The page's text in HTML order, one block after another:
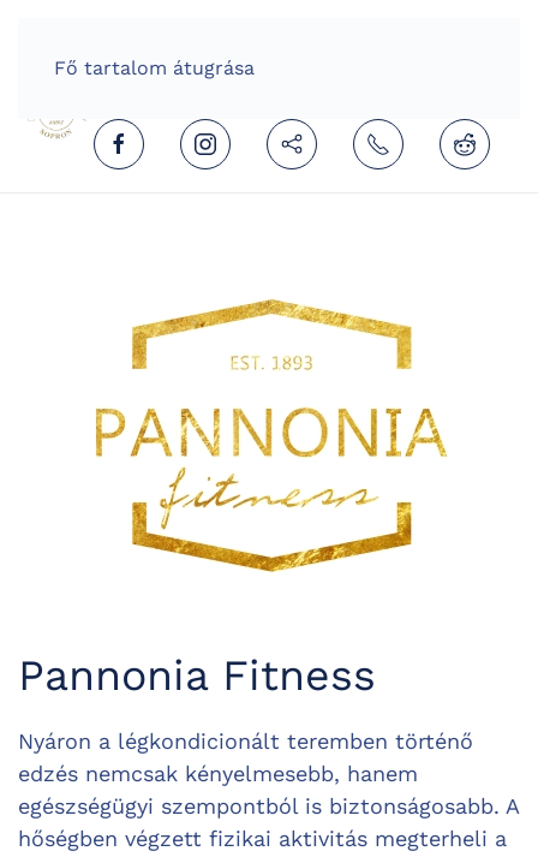
Fő tartalom átugrása
Pannonia Fitness
Nyáron a légkondicionált teremben történő
edzés nemcsak kényelmesebb, hanem
egészségügyi szempontból is biztonságosabb. A
hőségben végzett fizikai aktivitás megterheli a